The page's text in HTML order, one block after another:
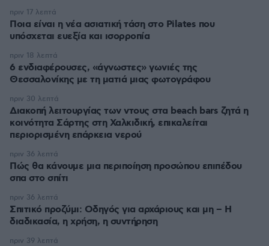
Ποια είναι η νέα ασιατική τάση στο Pilates που
υπόσχεται ευεξία και ισορροπία
πριν 17 λεπτά
6 ενδιαφέρουσες, «άγνωστες» γωνιές της
Θεσσαλονίκης με τη ματιά μιας φωτογράφου
πριν 18 λεπτά
Διακοπή λειτουργίας των ντους στα beach bars ζητά η
κοινότητα Σάρτης στη Χαλκιδική, επικαλείται
περιορισμένη επάρκεια νερού
πριν 30 λεπτά
Πώς θα κάνουμε μια περιποίηση προσώπου επιπέδου
σπα στο σπίτι
πριν 36 λεπτά
Σπιτικό προζύμι: Οδηγός για αρχάριους και μη – Η
διαδικασία, η χρήση, η συντήρηση
πριν 36 λεπτά
πριν 39 λεπτά